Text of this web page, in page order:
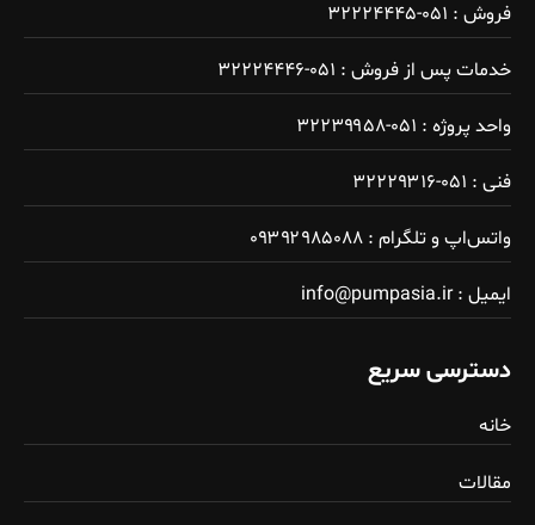
فروش : ۰۵۱-۳۲۲۲۴۴۴۵
خدمات پس از فروش : ۰۵۱-۳۲۲۲۴۴۴۶
واحد پروژه : ۰۵۱-۳۲۲۳۹۹۵۸
فنی : ۰۵۱-۳۲۲۲۹۳۱۶
واتس‌اپ و تلگرام : ۰۹۳۹۲۹۸۵۰۸۸
ایمیل : info@pumpasia.ir
دسترسی سریع
خانه
مقالات